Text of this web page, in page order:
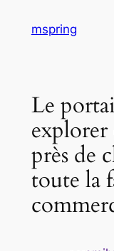
mspring
Le
explorer
près de
toute la